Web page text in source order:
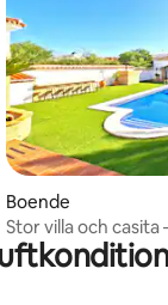
Boende
Stor villa och casita
(PMT28)